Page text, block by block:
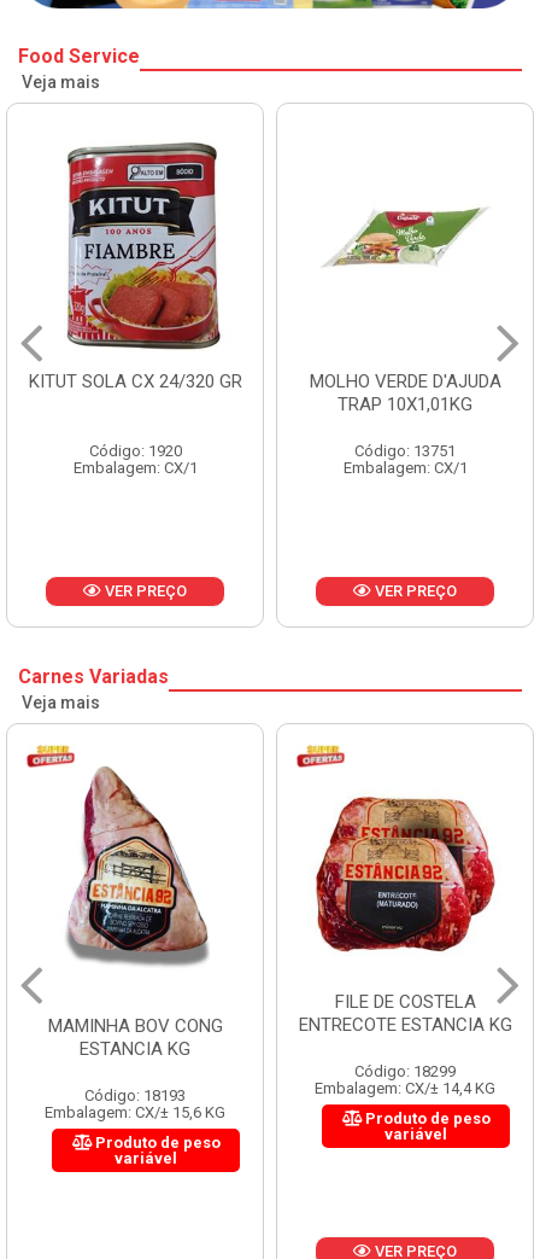
Food Service
Veja mais
CX 24/320 GR
CX/1
PREÇO
MOLHO VERDE D'AJUDA
TRAP 10X1,01KG
Embalagem: CX/1
VER PREÇO
FRUTAS
Carnes Variadas
Veja mais
MAMINHA BOV CONG
ESTANCIA KG
Código: 18193
Embalagem: CX/± 15,6 KG
Produto de peso
variável
FILE DE COSTELA
ENTRECOTE ESTANCIA KG
Código: 18299
Embalagem: CX/± 14,4 KG
Produto de peso
variável
VER PREÇO